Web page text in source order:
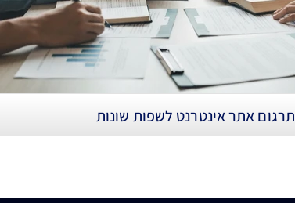
תרגום אתר אינטרנט לשפות שונות